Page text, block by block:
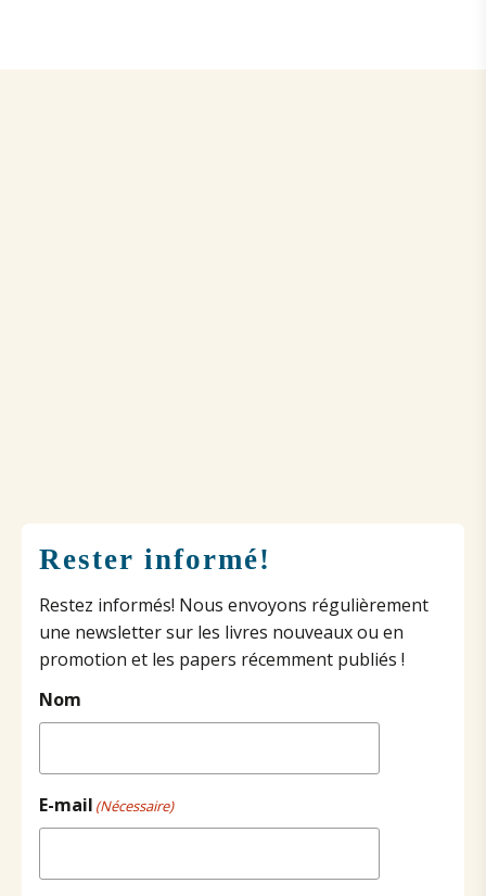
Rester informé!
Restez informés! Nous envoyons régulièrement
une newsletter sur les livres nouveaux ou en
promotion et les papers récemment publiés !
Nom
E-mail (Nécessaire)